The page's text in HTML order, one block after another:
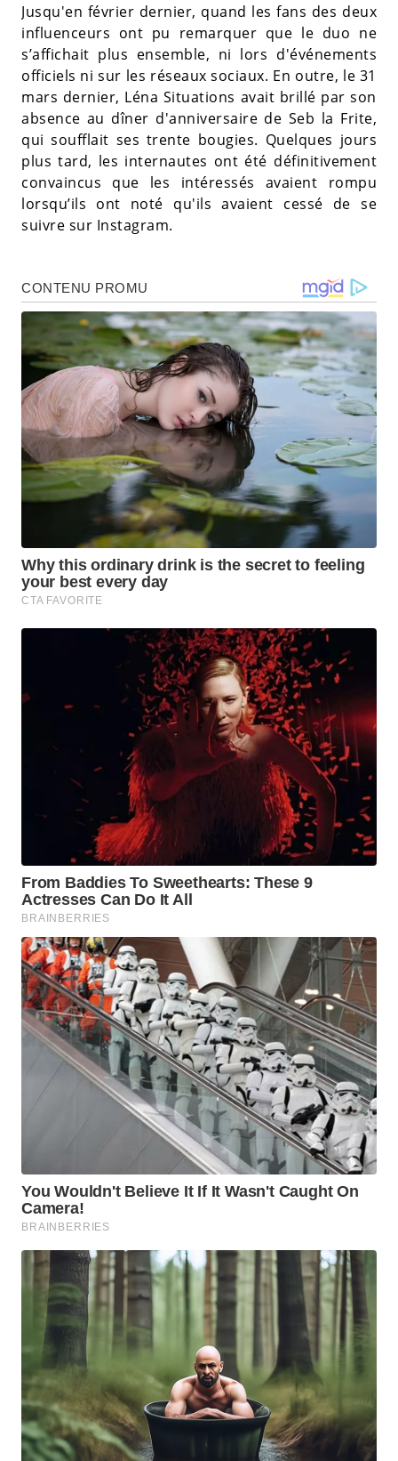
Jusqu'en février dernier, quand les fans des deux
influenceurs ont pu remarquer que le duo ne
s’affichait plus ensemble, ni lors d'événements
officiels ni sur les réseaux sociaux. En outre, le 31
mars dernier, Léna Situations avait brillé par son
absence au dîner d'anniversaire de Seb la Frite,
qui soufflait ses trente bougies. Quelques jours
plus tard, les internautes ont été définitivement
convaincus que les intéressés avaient rompu
lorsqu’ils ont noté qu'ils avaient cessé de se
suivre sur Instagram.